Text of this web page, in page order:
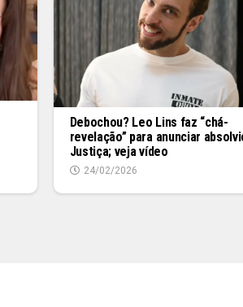
Debochou? Leo Lins faz “chá-
revelação” para anunciar
Justiça; veja vídeo
24/02/2026